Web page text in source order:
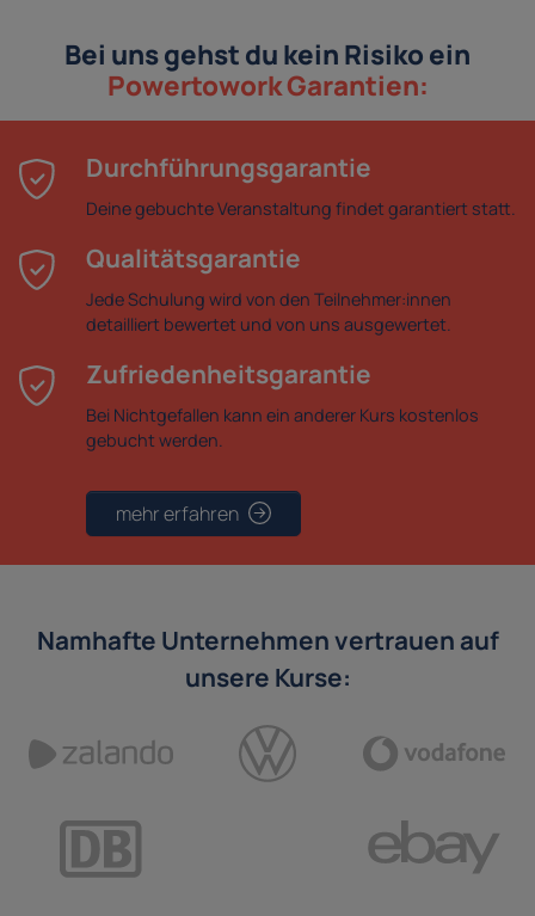
Bei uns gehst du kein Risiko ein
Powertowork Garantien:
Durchführungsgarantie
Deine gebuchte Veranstaltung findet garantiert statt.
Qualitätsgarantie
Jede Schulung wird von den Teilnehmer:innen
detailliert bewertet und von uns ausgewertet.
Zufriedenheitsgarantie
Bei Nichtgefallen kann ein anderer Kurs kostenlos
gebucht werden.
mehr erfahren
Namhafte Unternehmen vertrauen auf
unsere Kurse: